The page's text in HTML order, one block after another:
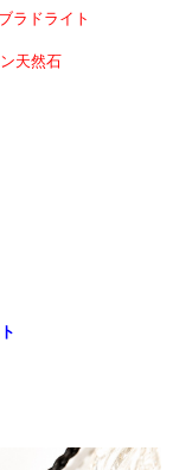
ラドライト
天然石